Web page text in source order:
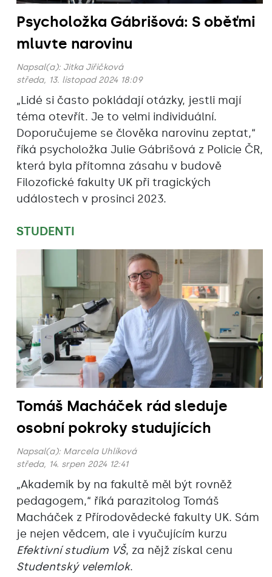
Psycholožka Gábrišová: S oběťmi
mluvte narovinu
Napsal(a): Jitka Jiřičková
středa, 13. listopad 2024 18:09
„Lidé si často pokládají otázky, jestli mají
téma otevřít. Je to velmi individuální.
Doporučujeme se člověka narovinu zeptat,“
říká psycholožka Julie Gábrišová z Policie ČR,
která byla přítomna zásahu v budově
Filozofické fakulty UK při tragických
událostech v prosinci 2023.
STUDENTI
Tomáš Macháček rád sleduje
osobní pokroky studujících
Napsal(a): Marcela Uhlíková
středa, 14. srpen 2024 12:41
„Akademik by na fakultě měl být rovněž
pedagogem,“ říká parazitolog Tomáš
Macháček z Přírodovědecké fakulty UK. Sám
je nejen vědcem, ale i vyučujícím kurzu
Efektivní studium VŠ, za nějž získal cenu
Studentský velemlok.